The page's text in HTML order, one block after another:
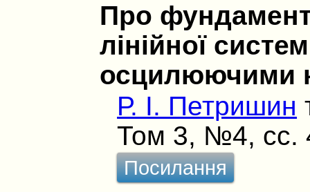
Про
лінійної
осцилюючими
Р. І. Петришин
Том 3, №4, сс.
Посилання